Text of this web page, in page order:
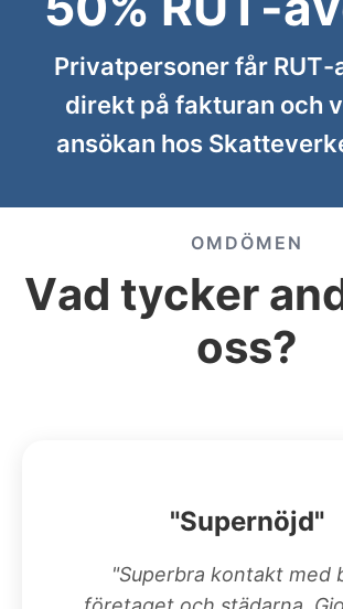
Privatpersoner får
direkt på fakturan och
ansökan hos
OMDÖMEN
Vad tycker
oss?
"Supernöjd"
"Superbra kontakt med